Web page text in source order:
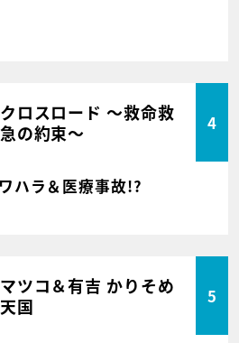
クロスロード ～救命救
急の約束～
4
ハラ＆医療事故!?
マツコ＆有吉 かりそめ
天国
5